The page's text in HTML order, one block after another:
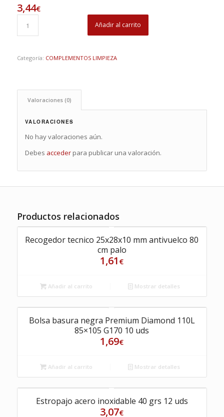
3,44€
Añadir al carrito
Categoría: COMPLEMENTOS LIMPIEZA
Valoraciones (0)
VALORACIONES
No hay valoraciones aún.
Debes accederpara publicar una valoración.
Productos relacionados
Recogedor tecnico 25x28x10 mm antivuelco 80
cm palo
1,61 €
Añadir al carrito Mostrar detalles
Bolsa basura negra Premium Diamond 110L
85×105 G170 10 uds
1,69€
Añadir al carrito Mostrar detalles
Estropajo acero inoxidable 40 grs 12 uds
3,07€